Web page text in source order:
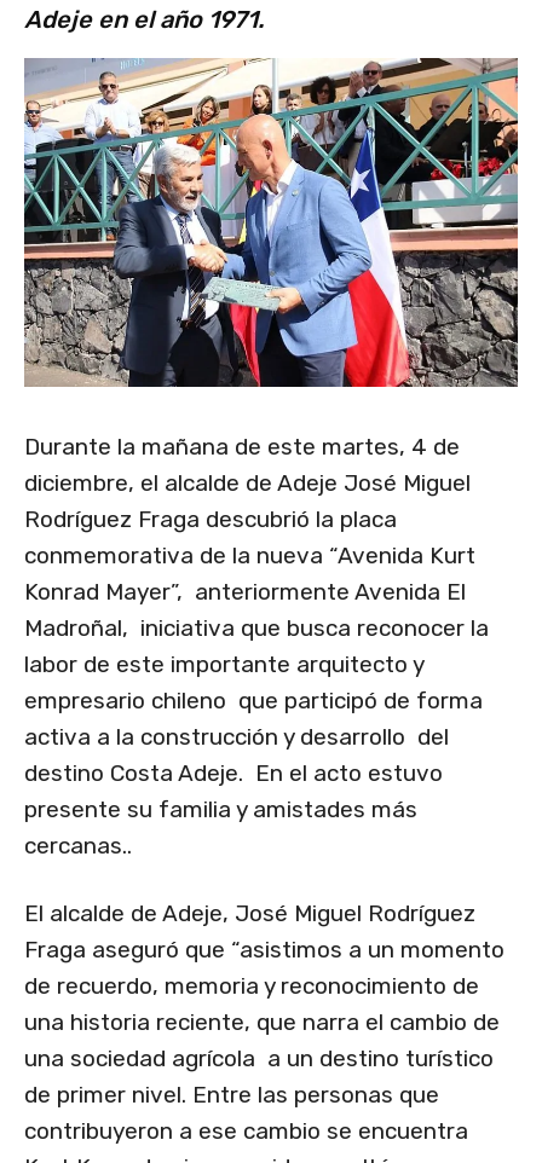
Adeje en el año 1971.
Durante la mañana de este martes, 4 de
diciembre, el alcalde de Adeje José Miguel
Rodríguez Fraga descubrió la placa
conmemorativa de la nueva “Avenida Kurt
Konrad Mayer”, anteriormente Avenida El
Madroñal, iniciativa que busca reconocer la
labor de este importante arquitecto y
empresario chileno que participó de forma
activa a la construcción y desarrollo del
destino Costa Adeje. En el acto estuvo
presente su familia y amistades más
cercanas..
El alcalde de Adeje, José Miguel Rodríguez
Fraga aseguró que “asistimos a un momento
de recuerdo, memoria y reconocimiento de
una historia reciente, que narra el cambio de
una sociedad agrícola a un destino turístico
de primer nivel. Entre las personas que
contribuyeron a ese cambio se encuentra